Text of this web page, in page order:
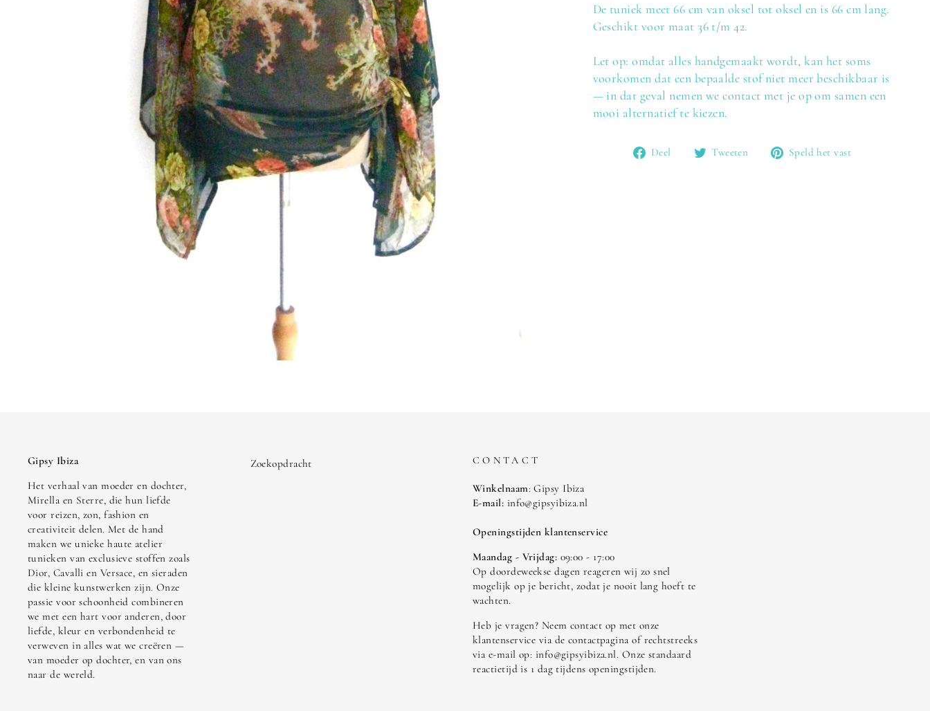
De tuniek meet 66 cm van oksel tot oksel en is 66 cm lang.
Geschikt voor maat 36 t/m 42.
Let op: omdat alles handgemaakt wordt, kan het soms
voorkomen dat een bepaalde stof niet meer beschikbaar is
— in dat geval nemen we contact met je op om samen een
mooi alternatief te kiezen.
Deel
Delen Tweeten
TwitterenSpeld het vast
Gipsy Ibiza
Het verhaal van moeder en dochter,
Mirella en Sterre, die hun liefde
voor reizen, zon, fashion en
creativiteit delen. Met de hand
maken we unieke haute atelier
tunieken van exclusieve stoffen zoals
Dior, Cavalli en Versace, en sieraden
die kleine kunstwerken zijn. Onze
passie voor schoonheid combineren
we met een hart voor anderen, door
liefde, kleur en verbondenheid te
verweven in alles wat we creëren —
van moeder op dochter, en van ons
naar de wereld.
Zoekopdracht CONTACT
Winkelnaam: Gipsy Ibiza
E-mail: info@gipsyibiza.nl
Openingstijden klantenservice
Maandag - Vrijdag: 09:00 - 17:00
Op doordeweekse dagen reageren wij zo snel
mogelijk op je bericht, zodat je nooit lang hoeft te
wachten.
Heb je vragen? Neem contact op met onze
klantenservice via de contactpagina of rechtstreeks
via e-mail op: info@gipsyibiza.nl. Onze standaard
reactietijd is 1 dag tijdens openingstijden.